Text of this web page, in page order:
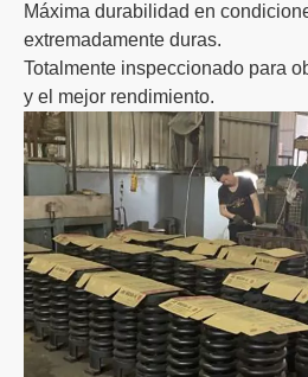
Máxima durabilidad en
extremadamente duras.
Totalmente inspeccionado para
y el mejor rendimiento.